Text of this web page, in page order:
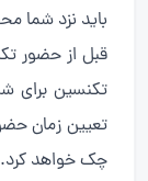
باید نزد شما
قبل از حضور
تکنسین برای
تعیین زمان
چک خواهد کرد.